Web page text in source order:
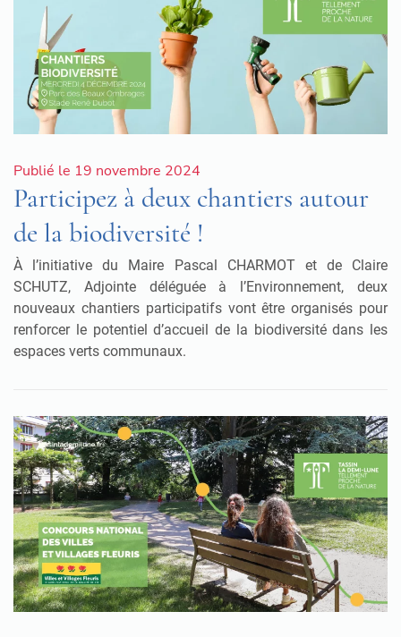
Publié le 19 novembre 2024
Participez à deux chantiers autour
de la biodiversité !
À l’initiative du Maire Pascal CHARMOT et de Claire
SCHUTZ, Adjointe déléguée à l’Environnement, deux
nouveaux chantiers participatifs vont être organisés pour
renforcer le potentiel d’accueil de la biodiversité dans les
espaces verts communaux.